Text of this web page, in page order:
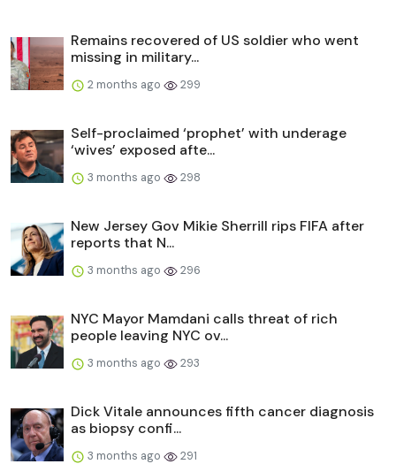
Remains recovered of US soldier who went
missing in military...
2 months ago 299
Self-proclaimed ‘prophet’ with underage
‘wives’ exposed afte...
3 months ago 298
New Jersey Gov Mikie Sherrill rips FIFA after
reports that N...
3 months ago 296
NYC Mayor Mamdani calls threat of rich
people leaving NYC ov...
3 months ago 293
Dick Vitale announces fifth cancer diagnosis
as biopsy confi...
3 months ago 291